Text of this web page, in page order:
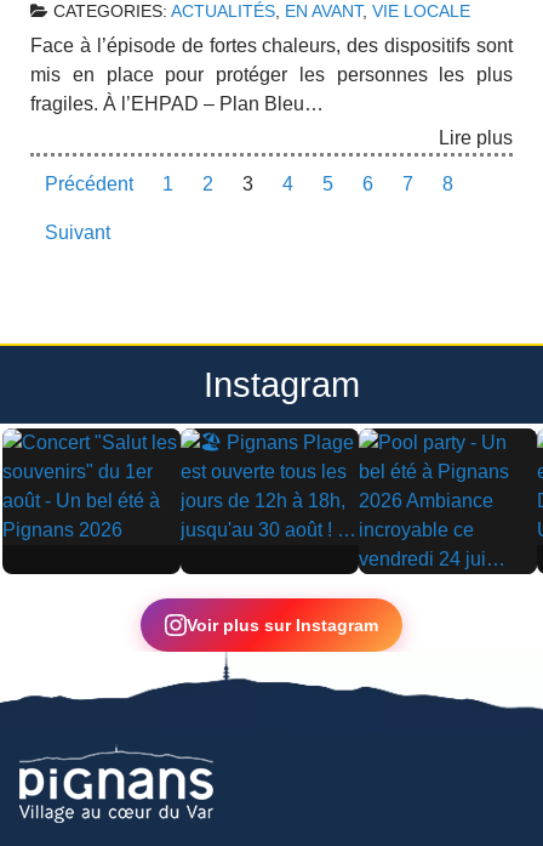
CATEGORIES: ACTUALITÉS EN AVANT, VIE LOCALE
Face à l’épisode de fortes chaleurs, des dispositifs sont
mis en place pour protéger les personnes les plus
fragiles. À l’EHPAD – Plan Bleu…
Lire plus
Précédent 1 2 3 4 5 6 7 8
Suivant
Instagram
▶ ▶
▶
Voir plus sur Instagram